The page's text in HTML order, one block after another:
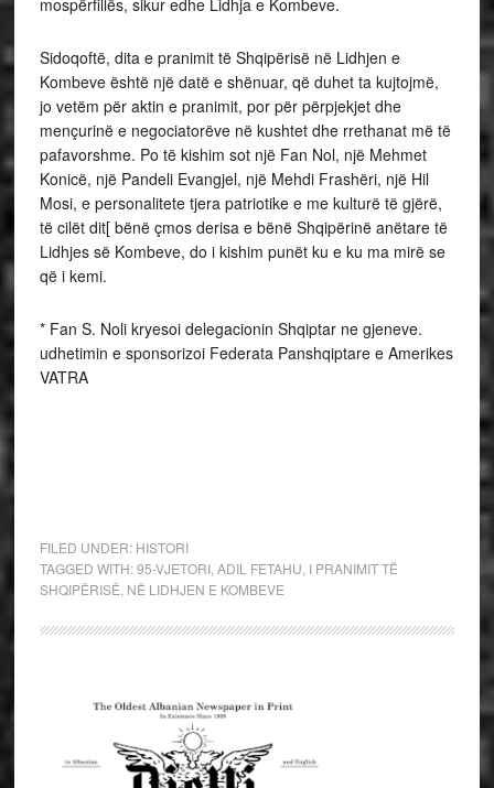
mospërfillës, sikur edhe Lidhja e Kombeve.
Sidoqoftë, dita e pranimit të Shqipërisë në Lidhjen e
Kombeve është një datë e shënuar, që duhet ta kujtojmë,
jo vetëm për aktin e pranimit, por për përpjekjet dhe
mençurinë e negociatorëve në kushtet dhe rrethanat më të
pafavorshme. Po të kishim sot një Fan Nol, një Mehmet
Konicë, një Pandeli Evangjel, një Mehdi Frashëri, një Hil
Mosi, e personalitete tjera patriotike e me kulturë të gjërë,
të cilët dit[ bënë çmos derisa e bënë Shqipërinë anëtare të
Lidhjes së Kombeve, do i kishim punët ku e ku ma mirë se
që i kemi.
* Fan S. Noli kryesoi delegacionin Shqiptar ne gjeneve.
udhetimin e sponsorizoi Federata Panshqiptare e Amerikes
VATRA
FILED UNDER: HISTORI
TAGGED WITH:95-VJETORI, ADIL FETAHU I PRANIMIT TË
SHQIPËRISË NË LIDHJEN E KOMBEVE